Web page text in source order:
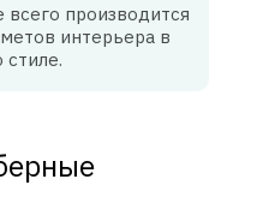
производится
интерьера в
стиле.